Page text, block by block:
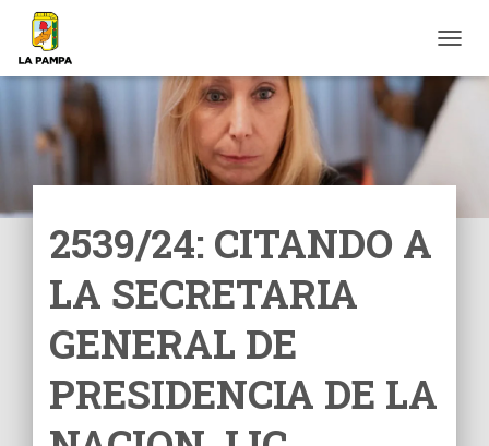
A
M
O
2539/24: CITANDO A
LA SECRETARIA
GENERAL DE
PRESIDENCIA DE LA